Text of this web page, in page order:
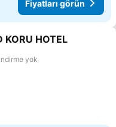
Fiyatları görün
ekle
KORU HOTEL
yok